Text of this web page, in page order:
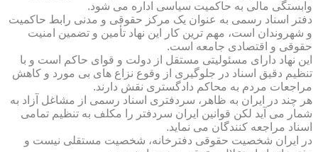
وابستگی مالی به حاکمیت سیاسی اداره می شود.
دفتر اسناد رسمی به عنوان یک مرکز حقوقی و مدنی رابط حاکمیت
و شهروندان است، مهم ترین کار این نهاد تأمین و تضمین امنیت
حقوقی و اقتصادی جامعه است.
این نهاد دارای مسئولیتی مستقل از دولت و قوای حاکم است و با
تنظیم دقیق اسناد در جلوگیری از وقوع نزاع های بی مورد و کاهش
مراجعات مردم به محاکم دادگستری نقش دارند.
هر چند در ایران به ظاهر، سردفتری اسناد رسمی از مشاغل آزاد به
شمار می آید لکن قوانین ایران سردفتر را مکلف به تنظیم تمامی
اسناد مراجعه کنندگان می نماید.
در ایران شخصیت حقوقی دفترخانه، شخصیت مستقلی نیست و